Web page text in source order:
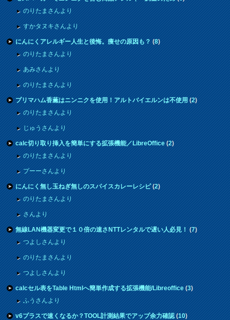
のりたまさんより
すかタヌキさんより
にんにくアレルギー人生と後悔。痩せの原因も？(8)
のりたまさんより
あみさんより
のりたまさんより
プリマハム香薫はニンニクを使用！アルトバイエルンは不使用(2)
のりたまさんより
じゅうさんより
calc切り取り挿入を簡単にする拡張機能／LibreOffice(2)
のりたまさんより
プーーさんより
にんにく無し玉ねぎ無しのスパイスカレーレシピ(2)
のりたまさんより
さんより
無線LAN機器変更で１０倍の速さNTTレンタルで遅い人必見！(7)
つよしさんより
のりたまさんより
つよしさんより
calcセル表をTable Htmlへ簡単作成する拡張機能/Libreoffice(3)
ふうさんより
v6プラスで速くなるか？TOOL計測結果でアップ余力確認(10)